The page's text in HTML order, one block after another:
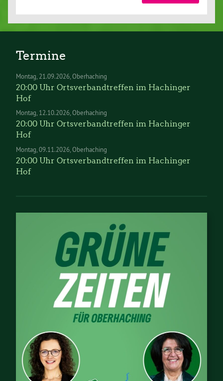
Termine
Montag 21.09.2026 Oberhaching
20:00 Uhr Ortsverbandtreffen im Hachinger
Hof
Montag 12.10.2026 Oberhaching
20:00 Uhr Ortsverbandtreffen im Hachinger
Hof
Montag 09.11.2026 Oberhaching
20:00 Uhr Ortsverbandtreffen im Hachinger
Hof